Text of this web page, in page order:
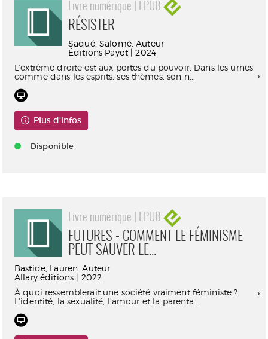
Livre numérique | EPUB
RÉSISTER
Saqué, Salomé. Auteur
Éditions Payot | 2024
L’extrême droite est aux portes du pouvoir. Dans les urnes
comme dans les esprits, ses thèmes, son n...
Plus d'infos
Disponible
Livre numérique | EPUB
FUTURES - COMMENT LE FÉMINISME
PEUT SAUVER LE...
Bastide, Lauren. Auteur
Allary éditions | 2022
À quoi ressemblerait une société vraiment féministe ?
L'identité, la sexualité, l'amour et la parenta...